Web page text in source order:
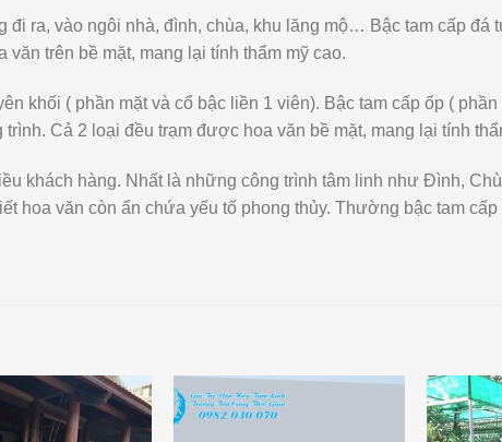
đi ra, vào ngôi nhà, đình, chùa, khu lăng mộ… Bậc tam cấp
trên bề mặt, mang lại tính thẩm mỹ cao.
khối ( phần mặt và cổ bậc liền 1 viên). Bậc tam cấp ốp (
Cả 2 loại đều trạm được hoa văn bề mặt, mang lại tính
khách hàng. Nhất là những công trình tâm linh như Đình,
hoa văn còn ẩn chứa yếu tố phong thủy. Thường bậc tam